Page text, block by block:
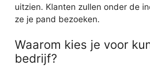
uitzien. Klanten zullen onder de
ze je pand bezoeken.
Waarom kies je voor
bedrijf?